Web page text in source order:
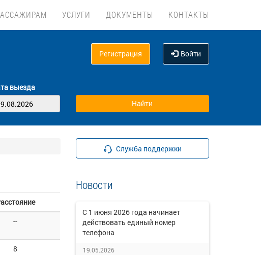
УСЛУГИ ДОКУМЕНТЫ КОНТАКТЫ
Регистрация Войти
выезда
--
8
Служба поддержки
Новости
C 1 июня 2026 года начинает
действовать единый номер
телефона
19.05.2026